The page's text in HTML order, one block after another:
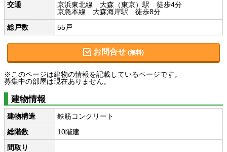
交通
京浜東北線 大森（東京）駅 徒歩4分
京急本線 大森海岸駅 徒歩8分
総戸数
55戸
お問合せ (無料)
※このページは建物の情報を記載しているページです。
募集中の部屋は現在ありません。
建物情報
建物構造
鉄筋コンクリート
総階数
10階建
間取り